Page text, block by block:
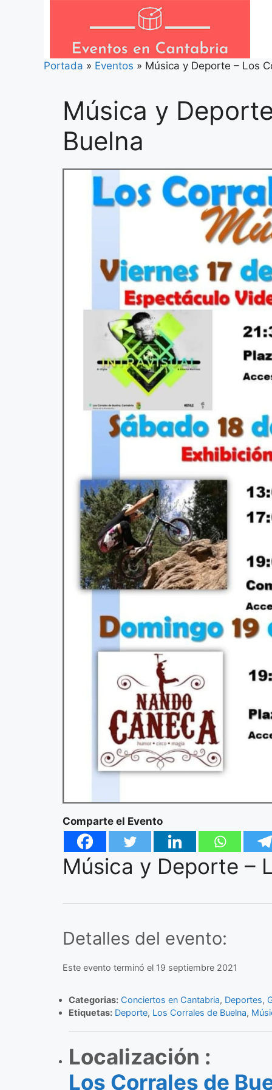
Portada » Eventos » Música y Deporte – Los
Música y
Buelna
Comparte el Evento
Música y Deporte –
Detalles del evento:
Este evento terminó el 19 septiembre 2021
Categorias: Conciertos en Cantabria, Deportes,
Etiquetas: Deporte, Los Corrales de Buelna,
Localización :
Los Corrales de